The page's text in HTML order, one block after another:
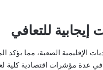
للتعافي
الإقليمية الصعبة، مما يؤكد
اقتصادية كلية لعام 2025،